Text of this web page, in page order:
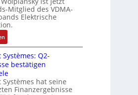
n
-
K
i
t
E
n
c
o
d
s
e
r
r
a
g
u
-
R
ü
c
k
g
r
a
t
d
Mitglied des VDMA-
Elektrische
:
R
o
s
e
S
y
Systèmes: Q2-
bestätigen
Systèmes hat seine
Finanzergebnisse